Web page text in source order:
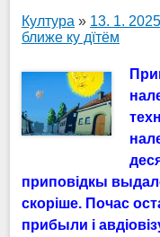
Култура » 13. 1.
ближе ку дїтём
приповідкы
скоріше. Почас
прибыли і